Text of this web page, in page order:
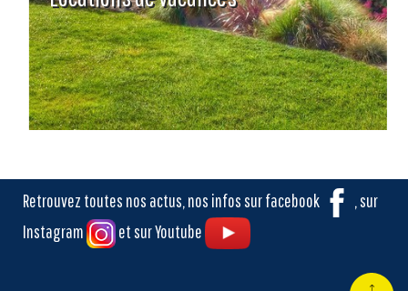
Retrouvez toutes nos actus, nos infos sur facebook
, sur
Instagram
et sur Youtube